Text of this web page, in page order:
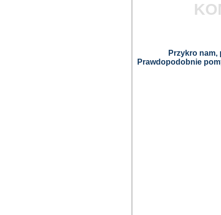
Przykro
Prawdopodobnie